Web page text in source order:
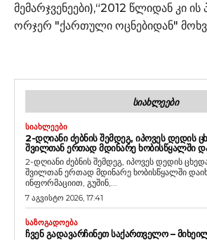
მემარჯვენეები),“2012 წლიდან კი
ორჯერ "ქართული ოცნებიდან"
ᲡᲘᲐᲮᲚᲔᲔᲑᲘ
ᲡᲘᲐᲮᲚᲔᲔᲑᲘ
2-ᲓᲦᲘᲐᲜᲘ ᲫᲔᲑᲜᲘᲡ ᲨᲔᲛᲓᲔᲒ, ᲘᲞᲝᲕᲔᲡ ᲓᲔᲓᲘᲡ
ᲨᲕᲘᲚᲗᲐᲜ ᲔᲠᲗᲐᲓ ᲛᲓᲘᲜᲐᲠᲔ ᲮᲝᲑᲘᲡᲬᲧᲐᲚᲨᲘ
2-დღიანი ძებნის შემდეგ, იპოვეს დედის
შვილთან ერთად მდინარე ხობისწყალში
ინფორმაციით, გუშინ,...
7 აგვისტო 2026, 17:41
ᲡᲐᲖᲝᲒᲐᲓᲝᲔᲑᲐ
ᲩᲕᲔᲜ ᲒᲐᲓᲐᲕᲐᲠᲩᲘᲜᲔᲗ ᲡᲐᲥᲐᲠᲗᲕᲔᲚᲝ –